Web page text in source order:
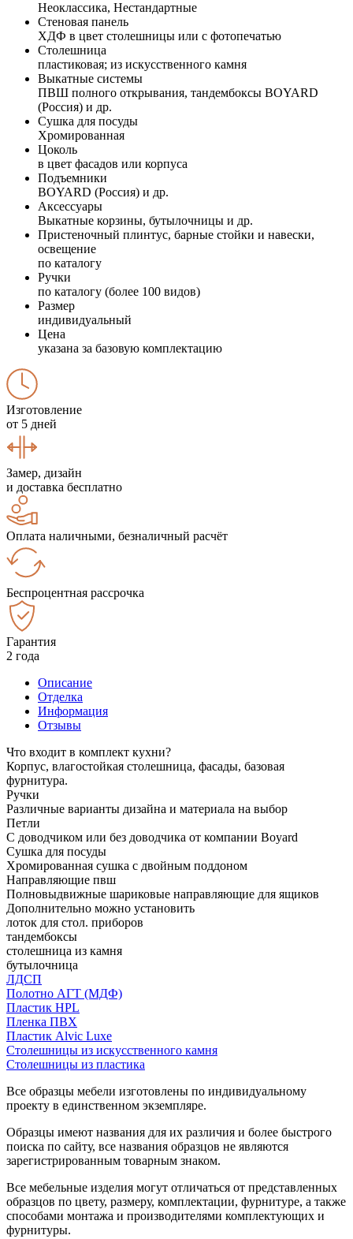
Неоклассика, Нестандартные
Стеновая панель
ХДФ в цвет столешницы или с фотопечатью
Столешница
пластиковая; из искусственного камня
Выкатные системы
ПВШ полного открывания, тандембоксы BOYARD
(Россия) и др.
Сушка для посуды
Хромированная
Цоколь
в цвет фасадов или корпуса
Подъемники
BOYARD (Россия) и др.
Аксессуары
Выкатные корзины, бутылочницы и др.
Пристеночный плинтус, барные стойки и навески,
освещение
по каталогу
Ручки
по каталогу (более 100 видов)
Размер
индивидуальный
Цена
указана за базовую комплектацию
Изготовление
от 5 дней
Замер, дизайн
и доставка бесплатно
Оплата наличными, безналичный расчёт
Беспроцентная рассрочка
Гарантия
2 года
Описание
Отделка
Информация
Отзывы
Что входит в комплект кухни?
Корпус, влагостойкая столешница, фасады, базовая
фурнитура.
Ручки
Различные варианты дизайна и материала на выбор
Петли
С доводчиком или без доводчика от компании Boyard
Сушка для посуды
Хромированная сушка с двойным поддоном
Направляющие пвш
Полновыдвижные шариковые направляющие для ящиков
Дополнительно можно установить
лоток для стол. приборов
тандембоксы
столешница из камня
бутылочница
ЛДСП
Полотно АГТ (МДФ)
Пластик HPL
Пленка ПВХ
Пластик Alvic Luxe
Столешницы из искусственного камня
Столешницы из пластика
Все образцы мебели изготовлены по индивидуальному
проекту в единственном экземпляре.
Образцы имеют названия для их различия и более быстрого
поиска по сайту, все названия образцов не являются
зарегистрированным товарным знаком.
Все мебельные изделия могут отличаться от представленных
образцов по цвету, размеру, комплектации, фурнитуре, а также
способами монтажа и производителями комплектующих и
фурнитуры.